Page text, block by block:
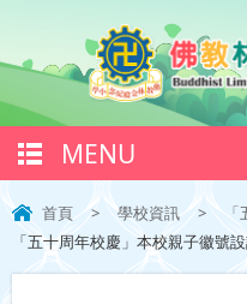
MENU
首頁 > 學校資訊 >
「五十周年校慶」本校親子徽號